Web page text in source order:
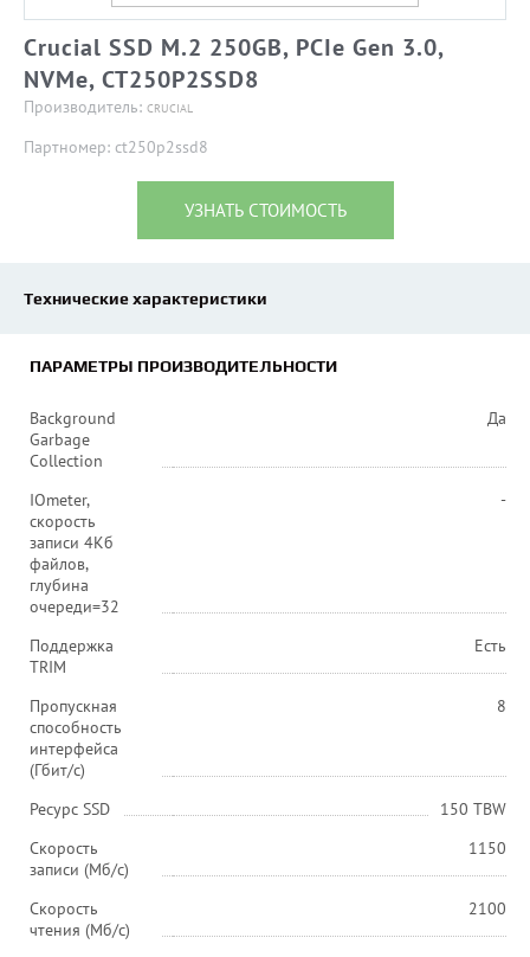
Crucial SSD M.2 250GB, PCIe Gen 3.0,
NVMe, CT250P2SSD8
Производитель: CRUCIAL
Партномер: ct250p2ssd8
УЗНАТЬ СТОИМОСТЬ
Технические характеристики
ПАРАМЕТРЫ ПРОИЗВОДИТЕЛЬНОСТИ
Background
Garbage
Collection
Да
IOmeter,
скорость
записи 4Кб
файлов,
глубина
очереди=32
-
Поддержка
TRIM
Есть
Пропускная
способность
интерфейса
(Гбит/с)
8
Ресурс SSD
150 TBW
Скорость
записи (Мб/с)
1150
Скорость
чтения (Мб/с)
2100